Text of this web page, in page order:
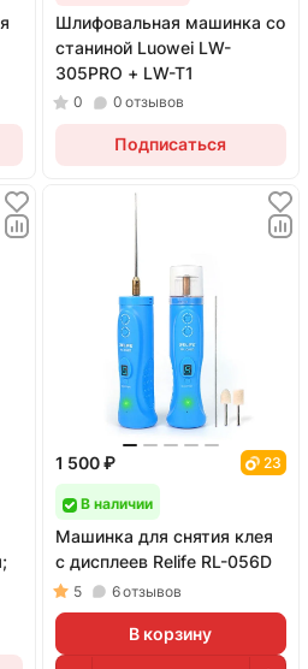
Шлифовальная машинка со
станиной Luowei LW-
305PRO + LW-T1
0 0 отзывов
Подписаться
1 500 ₽ 23
В наличии
Машинка для снятия клея
с дисплеев Relife RL-056D
5 6отзывов
В корзину